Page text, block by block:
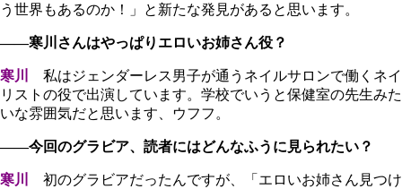
う世界もあるのか！」と新たな発見があると思います。
――寒川さんはやっぱりエロいお姉さん役？
寒川
私はジェンダーレス男子が通うネイルサロンで働くネイ
リストの役で出演しています。学校でいうと保健室の先生みた
いな雰囲気だと思います、ウフフ。
――今回のグラビア、読者にはどんなふうに見られたい？
寒川
初のグラビアだったんですが、「エロいお姉さん見つけ